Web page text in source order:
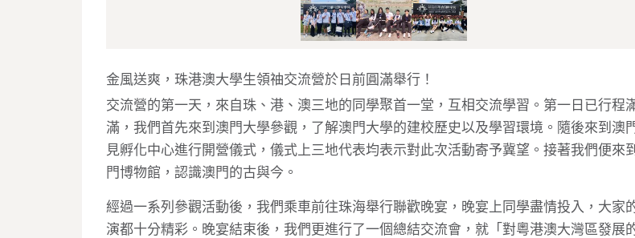
金風送爽，珠港澳大學生領䄂交流營於日前圓滿舉行！
交流營的第一天，來自珠、港、澳三地的同學聚首一堂，互相交流學習。第一日已行程
滿，我們首先來到澳門大學參觀，了解澳門大學的建校歷史以及學習環境。隨後來到澳
見孵化中心進行開營儀式，儀式上三地代表均表示對此次活動寄予冀望。接著我們便來
門博物館，認識澳門的古與今。
經過一系列參觀活動後，我們乘車前往珠海舉行聯歡晚宴，晚宴上同學盡情投入，大家
演都十分精彩。晚宴結束後，我們更進行了一個總結交流會，就「對粵港澳大灣區發展